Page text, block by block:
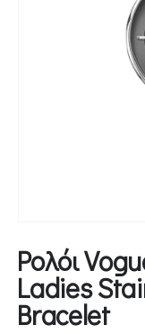
Ρολόι
Ladies
Bracelet